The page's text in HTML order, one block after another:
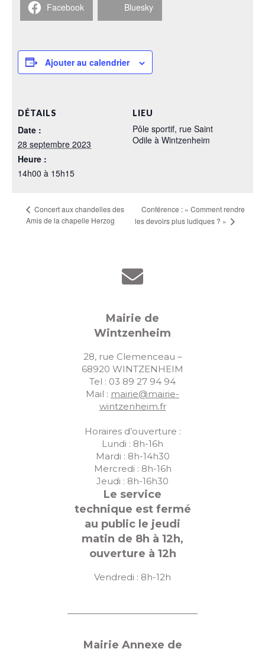
Facebook Bluesky
Ajouter au calendrier
DÉTAILS
Date :
28 septembre 2023
Heure :
14h00 à 15h15
LIEU
Pôle sportif, rue Saint
Odile à Wintzenheim
Concert aux chandelles des
Amis de la chapelle Herzog
Conférence : « Comment rendre
les devoirs plus ludiques ? »
Mairie de
Wintzenheim
28, rue Clemenceau –
68920 WINTZENHEIM
Tel : 03 89 27 94 94
Mail : mairie@mairie-
wintzenheim.fr
Horaires d’ouverture :
Lundi : 8h-16h
Mardi : 8h-14h30
Mercredi : 8h-16h
Jeudi : 8h-16h30
Le service
technique est fermé
au public le jeudi
matin de 8h à 12h,
ouverture à 12h
Vendredi : 8h-12h
Mairie Annexe de